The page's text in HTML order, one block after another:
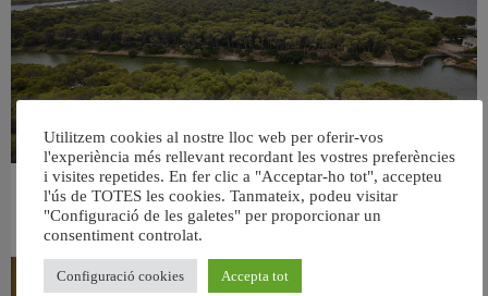
València retira prop de 15.000 litres de residus de la Devesa durant el mes de
juliol
Utilitzem cookies al nostre lloc web per oferir-vos
l'experiència més rellevant recordant les vostres preferències
i visites repetides. En fer clic a "Acceptar-ho tot", accepteu
l'ús de TOTES les cookies. Tanmateix, podeu visitar
"Configuració de les galetes" per proporcionar un
consentiment controlat.
Configuració cookies Accepta tot